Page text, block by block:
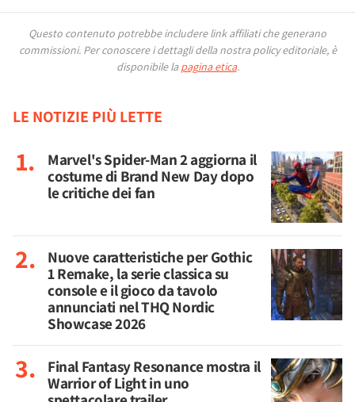
Questo contenuto potrebbe includere link affiliati che generano
commissioni. Per conoscere i dettagli della nostra policy editoriale, è
disponibile la pagina etica.
LE NOTIZIE PIÙ LETTE
Marvel's Spider-Man 2 aggiorna il
costume di Brand New Day dopo
le critiche dei fan
Nuove caratteristiche per Gothic
1 Remake, la serie classica su
console e il gioco da tavolo
annunciati nel THQ Nordic
Showcase 2026
Final Fantasy Resonance mostra il
Warrior of Light in uno